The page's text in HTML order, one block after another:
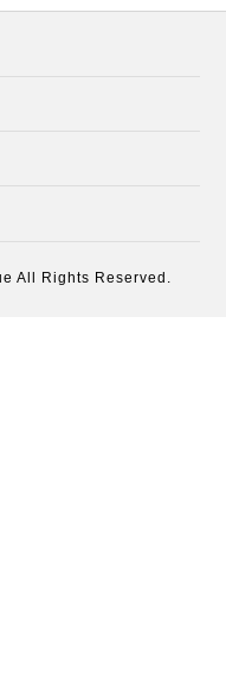
All Rights Reserved.